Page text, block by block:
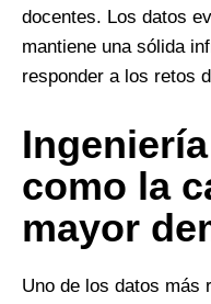
docentes. Los datos
mantiene una sólida
responder a los retos
como la
mayor
Uno de los datos más